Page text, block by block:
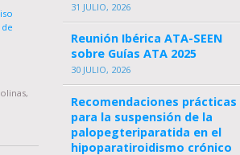
31 JULIO, 2026
Reunión Ibérica ATA-SEEN
sobre Guías ATA 2025
30 JULIO, 2026
Recomendaciones prácticas
para la suspensión de la
palopegteriparatida en el
hipoparatiroidismo crónico